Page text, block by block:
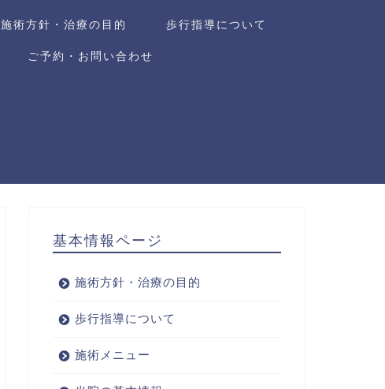
施術方針・治療の目的 歩行指導について
ご予約・お問い合わせ
基本情報ページ
施術方針・治療の目的
歩行指導について
施術メニュー